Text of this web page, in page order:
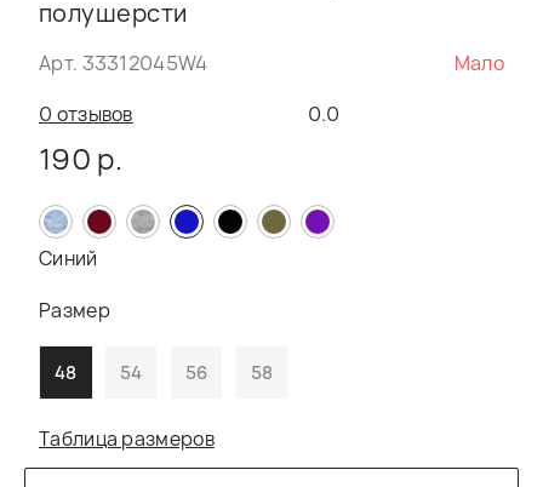
полушерсти
Арт. 33312045W4
Мало
0 отзывов
0.0
190 р.
Синий
Размер
48 54 56 58
Таблица размеров